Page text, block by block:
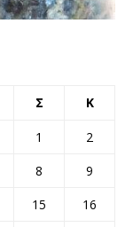
Σ Κ
1
2
8
9
15
16